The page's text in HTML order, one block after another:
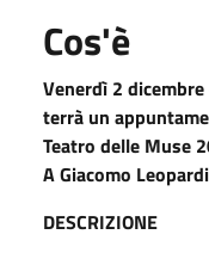
Cos'è
Venerdì 2 dicembre
terrà un
Teatro delle Muse
A Giacomo
DESCRIZIONE